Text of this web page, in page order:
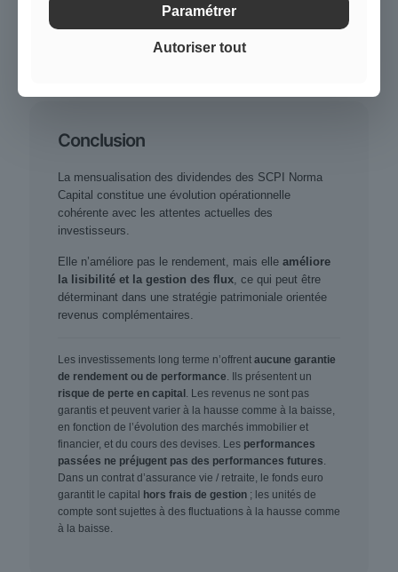
immobilier indirect et rapproche son fonctionnement de
l’immobilier détenu en direct, tout en conservant les avantages
structurels de la SCPI (mutualisation du risque locatif, gestion
Conclusion
La mensualisation des dividendes des SCPI Norma
Capital constitue une évolution opérationnelle
cohérente avec les attentes actuelles des
investisseurs.
Elle n’améliore pas le rendement, mais elle améliore
la lisibilité et la gestion des flux, ce qui peut être
déterminant dans une stratégie patrimoniale orientée
revenus complémentaires.
Les investissements long terme n’offrent aucune garantie
de rendement ou de performance. Ils présentent un
risque de perte en capital . Les revenus ne sont pas
garantis et peuvent varier à la hausse comme à la baisse,
en fonction de l’évolution des marchés immobilier et
financier, et du cours des devises. Les performances
passées ne préjugent pas des performances futures.
Dans un contrat d’assurance vie / retraite, le fonds euro
garantit le capital hors frais de gestion ; les unités de
compte sont sujettes à des fluctuations à la hausse comme
à la baisse.
Paramétrer
Autoriser tout